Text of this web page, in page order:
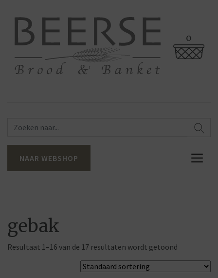
0
NAAR WEBSHOP
gebak
Resultaat 1–16 van de 17 resultaten wordt getoond